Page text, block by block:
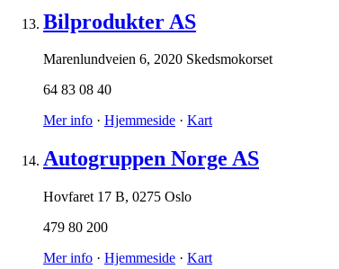
Bilprodukter AS
Marenlundveien 6, 2020 Skedsmokorset
64 83 08 40
Mer info · Hjemmeside · Kart
Autogruppen Norge AS
Hovfaret 17 B, 0275 Oslo
479 80 200
Mer info · Hjemmeside · Kart